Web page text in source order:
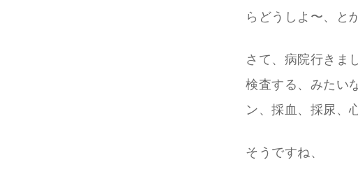
らどうしよ〜、と
さて、病院行きま
検査する、みたい
ン、採血、採尿、
そうですね、